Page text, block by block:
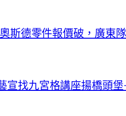
斯德零件報價破，廣東
宣找九宮格講座揚橋頭